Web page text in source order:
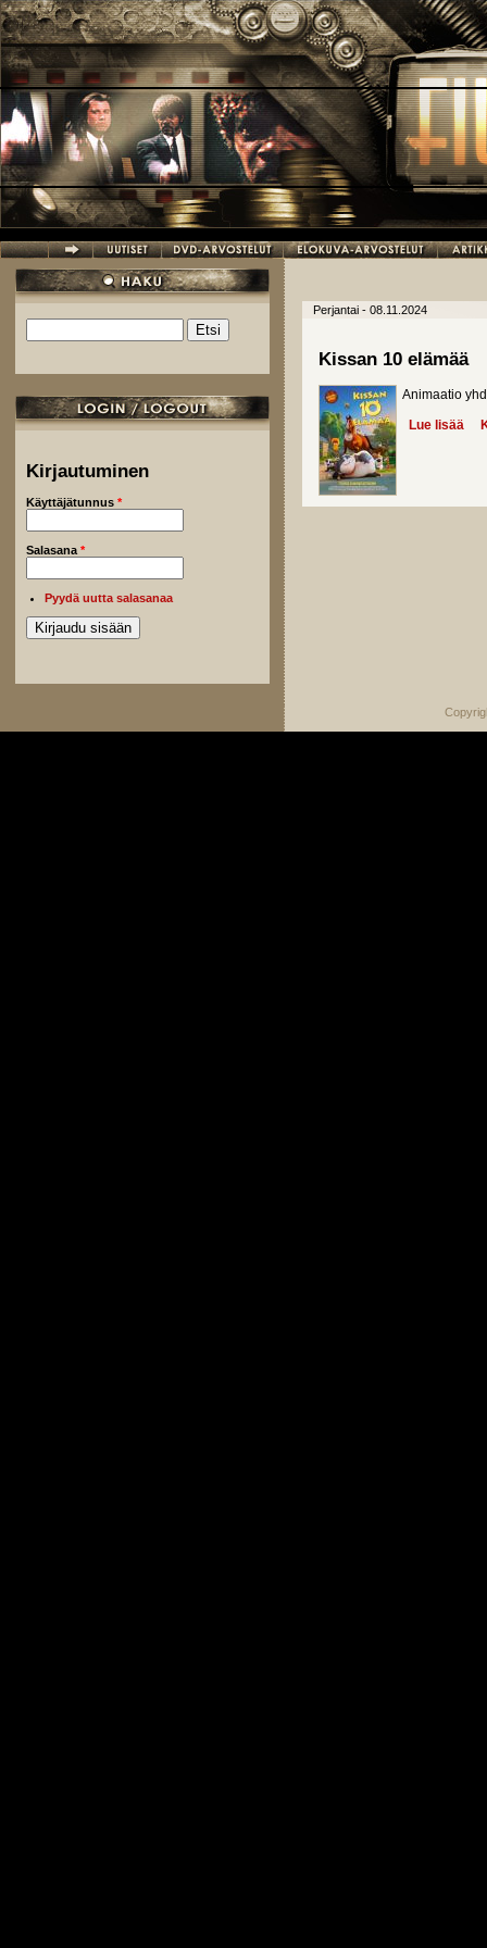
Hyppää pääsisältöön
Hakulomake
Kirjautuminen
Käyttäjätunnus *
Salasana *
Pyydä uutta salasanaa
Perjantai - 08.11.2024
Kissan 10 elämää
Animaatio
Lue lisää